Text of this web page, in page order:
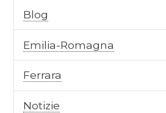
Blog
Emilia-Romagna
Ferrara
Notizie